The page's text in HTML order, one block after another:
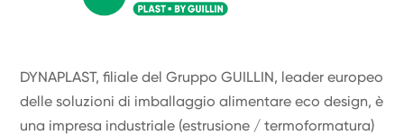
DYNAPLAST, filiale del Gruppo GUILLIN, leader europeo
delle soluzioni di imballaggio alimentare eco design, è
una impresa industriale (estrusione / termoformatura)